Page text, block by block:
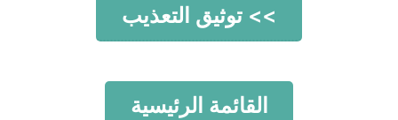
>> توثيق التعذيب
القائمة الرئيسية